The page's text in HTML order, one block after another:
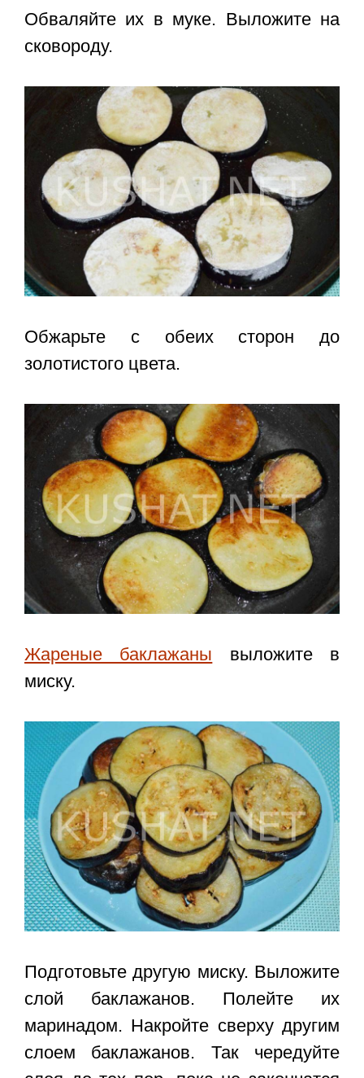
Обваляйте их в муке. Выложите на
сковороду.
Обжарьте с обеих сторон до
золотистого цвета.
Жареные баклажаны выложите в
миску.
Подготовьте другую миску. Выложите
слой баклажанов. Полейте их
маринадом. Накройте сверху другим
слоем баклажанов. Так чередуйте